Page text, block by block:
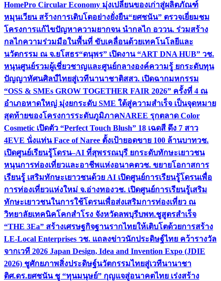
HomePro Circular Economy มุ่งเปลี่ยนของเก่าสู่ผลิตภัณฑ์
หมุนเวียน สร้างการเติบโตอย่างยั่งยืน“ยศชนัน” ตรวจเยี่ยมชม
โครงการแก้ไขปัญหาความยากจน นำกลไก อววน. ร่วมสร้าง
กลไกความร่วมมือในพื้นที่ ขับเคลื่อนด้วยเทคโนโลยีและ
นวัตกรรม ณ จ.ยโสธร“ดนุพร” เปิดงาน “ART DNA HUB” วช.
หนุนศูนย์รวมผู้เชี่ยวชาญและศูนย์กลางองค์ความรู้ ยกระดับทุน
ปัญญาทัศนศิลป์ไทยสู่เวทีนานาชาติสสว. เปิดฉากมหกรรม
“OSS & SMEs GROW TOGETHER FAIR 2026” ครั้งที่ 4 ณ
อำเภอหาดใหญ่ มุ่งยกระดับ SME ใต้สู่ความสำเร็จ เป็นจุดหมาย
สุดท้ายของโครงการระดับภูมิภาคNAREE รุกตลาด Color
Cosmetic เปิดตัว “Perfect Touch Blush” 18 เฉดสี ดึง 7 สาว
4EVE นั่งแท่น Face of Naree ตั้งเป้ายอดขาย 100 ล้านบาทวช.
เปิดศูนย์เรียนรู้โดรน–AI ที่สุพรรณบุรี ยกระดับทักษะเยาวชน
หนุนการท่องเที่ยวและอาชีพแห่งอนาคตวช. ขยายโอกาสการ
เรียนรู้ เสริมทักษะเยาวชนด้วย AI เปิดศูนย์การเรียนรู้โดรนเพื่อ
การท่องเที่ยวแห่งใหม่ จ.อ่างทองวช. เปิดศูนย์การเรียนรู้เสริม
ทักษะเยาวชนในการใช้โดรนเพื่อส่งเสริมการท่องเที่ยว ณ
วิทยาลัยเทคนิคโคกสำโรง จังหวัดลพบุรีบพท.ชูสูตรสำเร็จ
“THE 3Ea” สร้างเศรษฐกิจฐานรากไทยให้เติบโตด้วยการสร้าง
LE-Local Enterprises วช. แถลงข่าวนักประดิษฐ์ไทย คว้ารางวัล
จากเวที 2026 Japan Design, Idea and Invention Expo (JDIE
2026) ชูศักยภาพสิ่งประดิษฐ์นวัตกรรมไทยสู่เวทีนานาชา
ติศ.ดร.ยศชนัน ชู “ทุนมนุษย์” กุญแจสู่อนาคตไทย เร่งสร้าง